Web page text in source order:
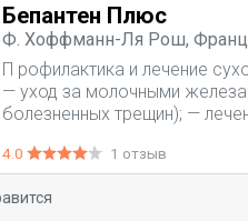
Бепантен Плюс
Ф. Хоффманн-Ля Рош,
П рофилактика и лечение
— уход за молочными
болезненных трещин); —
легких ожогах, ссадинах,
трещинах и при пересадке
4.0 1 отзыв